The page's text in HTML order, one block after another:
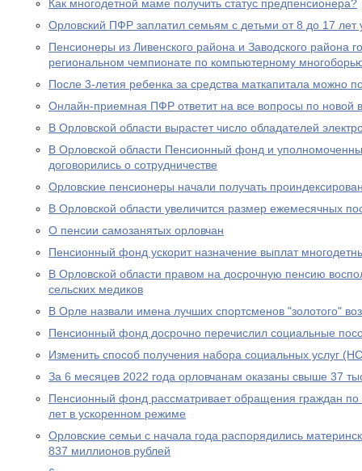
Как многодетной маме получить статус предпенсионера?
Орловский ПФР заплатил семьям с детьми от 8 до 17
Пенсионеры из Ливенского района и Заводского района
региональном чемпионате по компьютерному
После 3-летия ребенка за средства маткапитала можно
Онлайн-приемная ПФР ответит на все вопросы по новой
В Орловской области вырастет число обладателей
В Орловской области Пенсионный фонд и
договорились о сотрудничестве
Орловские пенсионеры начали получать
В Орловской области увеличится размер ежемесячных
О пенсии самозанятых орловчан
Пенсионный фонд ускорит назначение выплат
В Орловской области правом на досрочную пенсию
сельских медиков
В Орле назвали имена лучших спортсменов "золотого"
Пенсионный фонд досрочно перечислил социальные
Изменить способ получения набора социальных услуг
За 6 месяцев 2022 года орловчанам оказаны свыше 37
Пенсионный фонд рассматривает обращения граждан по
лет в ускоренном режиме
Орловские семьи с начала года распорядились
837 миллионов рублей